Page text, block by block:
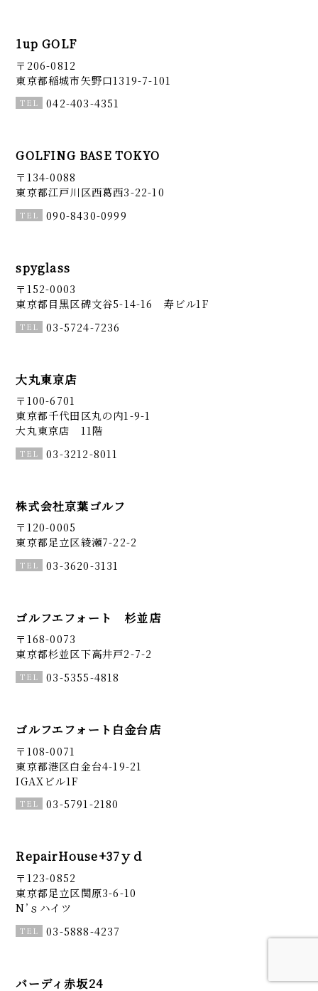
1up GOLF
〒206-0812
東京都稲城市矢野口1319-7-101
042-403-4351
GOLFING BASE TOKYO
〒134-0088
東京都江戸川区西葛西3-22-10
090-8430-0999
spyglass
〒152-0003
東京都目黒区碑文谷5-14-16 寿ビル1F
03-5724-7236
大丸東京店
〒100-6701
東京都千代田区丸の内1-9-1
大丸東京店 11階
03-3212-8011
株式会社京葉ゴルフ
〒120-0005
東京都足立区綾瀬7-22-2
03-3620-3131
ゴルフエフォート 杉並店
〒168-0073
東京都杉並区下高井戸2-7-2
03-5355-4818
ゴルフエフォート白金台店
〒108-0071
東京都港区白金台4-19-21
IGAXビル1F
03-5791-2180
RepairHouse+37ｙｄ
〒123-0852
東京都足立区関原3-6-10
N’ｓハイツ
03-5888-4237
バーディ赤坂24